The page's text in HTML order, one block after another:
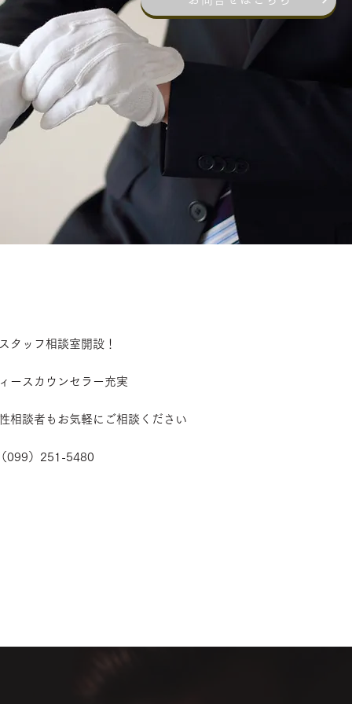
タッフ相談室開設！
ースカウンセラー充実
相談者もお気軽にご相談ください
099）251-5480